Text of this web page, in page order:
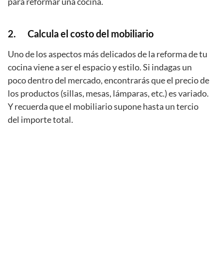
2. Calcula el costo del mobiliario
Uno de los aspectos más delicados de la reforma de tu
cocina viene a ser el espacio y estilo. Si indagas un
poco dentro del mercado, encontrarás que el precio de
los productos (sillas, mesas, lámparas, etc.) es variado.
Y recuerda que el mobiliario supone hasta un tercio
del importe total.